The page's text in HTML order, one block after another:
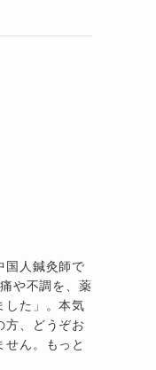
国人鍼灸師で
や不調を、薬
した」。本気
方、どうぞお
せん。もっと